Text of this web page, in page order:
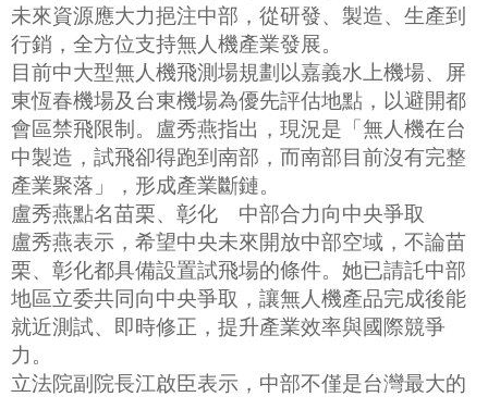
未來資源應大力挹注中部，從研發、製造、生產到
行銷，全方位支持無人機產業發展。
目前中大型無人機飛測場規劃以嘉義水上機場、屏
東恆春機場及台東機場為優先評估地點，以避開都
會區禁飛限制。盧秀燕指出，現況是「無人機在台
中製造，試飛卻得跑到南部，而南部目前沒有完整
產業聚落」，形成產業斷鏈。
盧秀燕點名苗栗、彰化 中部合力向中央爭取
盧秀燕表示，希望中央未來開放中部空域，不論苗
栗、彰化都具備設置試飛場的條件。她已請託中部
地區立委共同向中央爭取，讓無人機產品完成後能
就近測試、即時修正，提升產業效率與國際競爭
力。
立法院副院長江啟臣表示，中部不僅是台灣最大的